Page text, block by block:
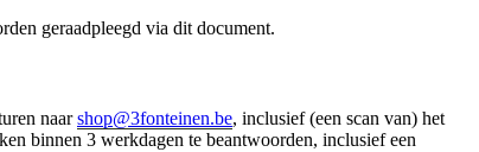
geraadpleegd via dit document.
naarshop@3fonteinen.be, inclusief (een scan van) het
binnen 3 werkdagen te beantwoorden, inclusief een